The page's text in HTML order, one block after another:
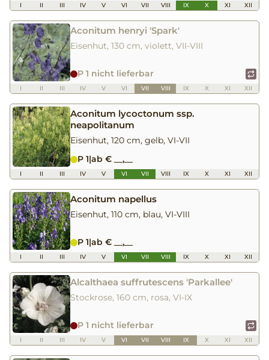
I II III IV V VI VII VIII IX X XI XII
Aconitum henryi 'Spark'
Eisenhut, 130 cm, violett, VII-VIII
P 1 nicht lieferbar
I II III IV V VI VII VIII IX X XI XII
Aconitum lycoctonum ssp.
neapolitanum
Eisenhut, 120 cm, gelb, VI-VII
P 1|ab € __,__
I II III IV V VI VII VIII IX X XI XII
Aconitum napellus
Eisenhut, 110 cm, blau, VI-VIII
P 1|ab € __,__
I II III IV V VI VII VIII IX X XI XII
Alcalthaea suffrutescens 'Parkallee'
Stockrose, 160 cm, rosa, VI-IX
P 1 nicht lieferbar
I II III IV V VI VII VIII IX X XI XII